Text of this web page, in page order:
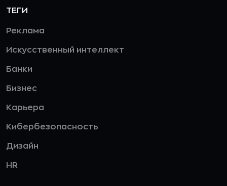
ТЕГИ
Реклама
Искусственный интеллект
Банки
Бизнес
Карьера
Кибербезопасность
Дизайн
HR